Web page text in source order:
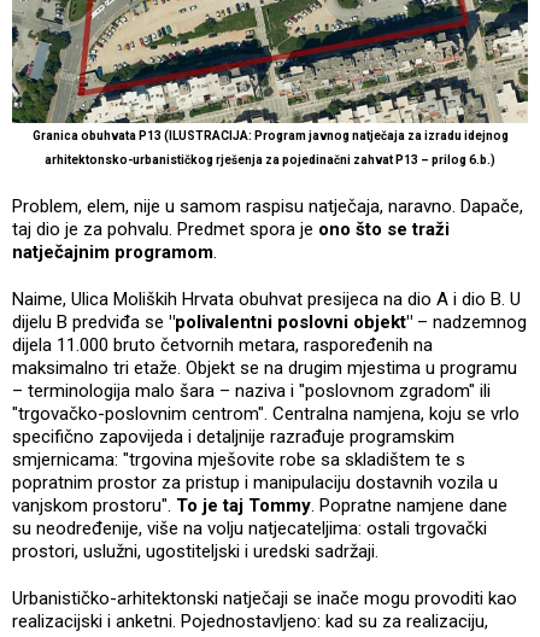
Granica obuhvata P13 (ILUSTRACIJA: Program javnog natječaja za izradu idejnog
arhitektonsko-urbanističkog rješenja za pojedinačni zahvat P13 – prilog 6.b.)
Problem, elem, nije u samom raspisu natječaja, naravno. Dapače,
taj dio je za pohvalu. Predmet spora je ono što se traži
natječajnim programom.
Naime, Ulica Moliških Hrvata obuhvat presijeca na dio A i dio B. U
dijelu B predviđa se "polivalentni poslovni objekt" – nadzemnog
dijela 11.000 bruto četvornih metara, raspoređenih na
maksimalno tri etaže. Objekt se na drugim mjestima u programu
– terminologija malo šara – naziva i "poslovnom zgradom" ili
"trgovačko-poslovnim centrom". Centralna namjena, koju se vrlo
specifično zapovijeda i detaljnije razrađuje programskim
smjernicama: "trgovina mješovite robe sa skladištem te s
popratnim prostor za pristup i manipulaciju dostavnih vozila u
vanjskom prostoru". To je taj Tommy. Popratne namjene dane
su neodređenije, više na volju natjecateljima: ostali trgovački
prostori, uslužni, ugostiteljski i uredski sadržaji.
Urbanističko-arhitektonski natječaji se inače mogu provoditi kao
realizacijski i anketni. Pojednostavljeno: kad su za realizaciju,